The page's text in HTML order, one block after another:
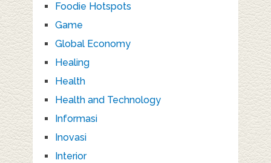
Foodie Hotspots
Game
Global Economy
Healing
Health
Health and Technology
Informasi
Inovasi
Interior